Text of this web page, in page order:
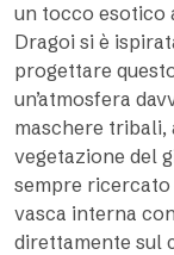
un tocco esotico
Dragoi si è
progettare
un’atmosfera
maschere tribali,
vegetazione del
sempre ricercato
vasca interna
direttamente sul